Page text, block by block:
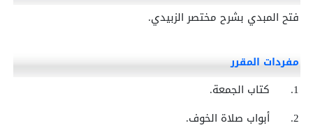
فتح المبدي بشرح مختصر الزبيدي.
مفردات المقرر
1.
كتاب الجمعة.
2.
أبواب صلاة الخوف.